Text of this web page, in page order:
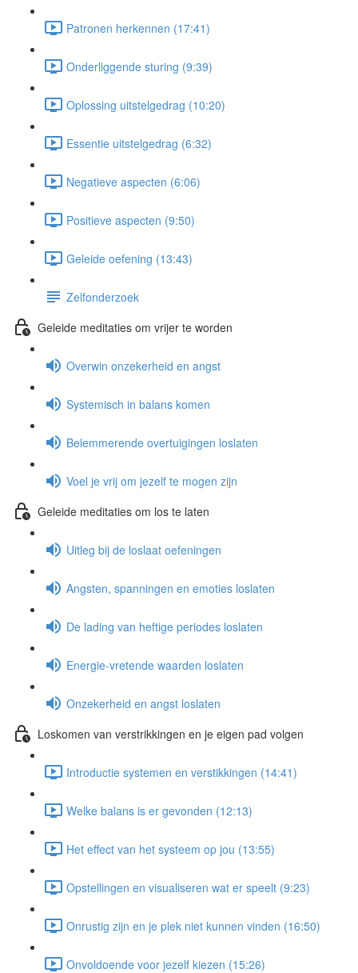
Patronen herkennen (17:41)
Onderliggende sturing (9:39)
Oplossing uitstelgedrag (10:20)
Essentie uitstelgedrag (6:32)
Negatieve aspecten (6:06)
Positieve aspecten (9:50)
Geleide oefening (13:43)
Zelfonderzoek
Geleide meditaties om vrijer te worden
Overwin onzekerheid en angst
Systemisch in balans komen
Belemmerende overtuigingen loslaten
Voel je vrij om jezelf te mogen zijn
Geleide meditaties om los te laten
Uitleg bij de loslaat oefeningen
Angsten, spanningen en emoties loslaten
De lading van heftige periodes loslaten
Energie-vretende waarden loslaten
Onzekerheid en angst loslaten
Loskomen van verstrikkingen en je eigen pad volgen
Introductie systemen en verstikkingen (14:41)
Welke balans is er gevonden (12:13)
Het effect van het systeem op jou (13:55)
Opstellingen en visualiseren wat er speelt (9:23)
Onrustig zijn en je plek niet kunnen vinden (16:50)
Onvoldoende voor jezelf kiezen (15:26)